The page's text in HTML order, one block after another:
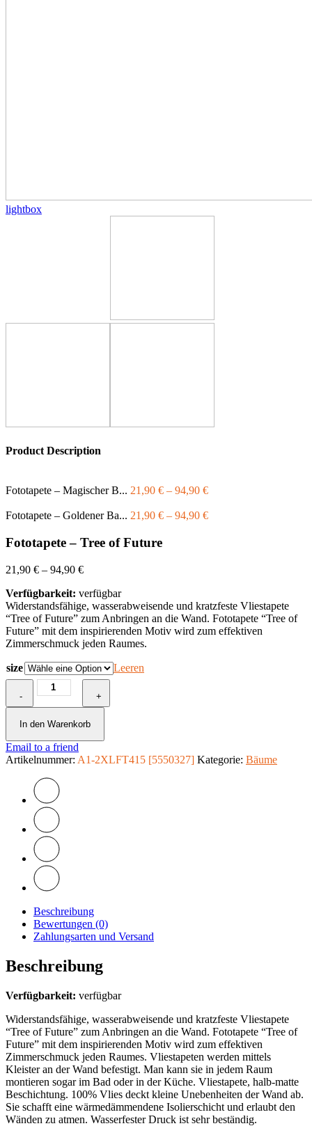
lightbox
Product Description
Fototapete – Magischer B... 21,90 € – 94,90 €
Fototapete – Goldener Ba... 21,90 € – 94,90 €
Fototapete – Tree of Future
21,90 € – 94,90 €
Verfügbarkeit: verfügbar
Widerstandsfähige, wasserabweisende und kratzfeste Vliestapete
“Tree of Future” zum Anbringen an die Wand. Fototapete “Tree of
Future” mit dem inspirierenden Motiv wird zum effektiven
Zimmerschmuck jeden Raumes.
size Leeren
-
Fototapete
-
Tree
of
Menge
+
In den Warenkorb
Email to a friend
Artikelnummer: A1-2XLFT415 [5550327] Kategorie: Bäume
Beschreibung
Bewertungen (0)
Zahlungsarten und Versand
Beschreibung
Verfügbarkeit: verfügbar
Widerstandsfähige, wasserabweisende und kratzfeste Vliestapete
“Tree of Future” zum Anbringen an die Wand. Fototapete “Tree of
Future” mit dem inspirierenden Motiv wird zum effektiven
Zimmerschmuck jeden Raumes. Vliestapeten werden mittels
Kleister an der Wand befestigt. Man kann sie in jedem Raum
montieren sogar im Bad oder in der Küche. Vliestapete, halb-matte
Beschichtung. 100% Vlies deckt kleine Unebenheiten der Wand ab.
Sie schafft eine wärmedämmendene Isolierschicht und erlaubt den
Wänden zu atmen. Wasserfester Druck ist sehr beständig.